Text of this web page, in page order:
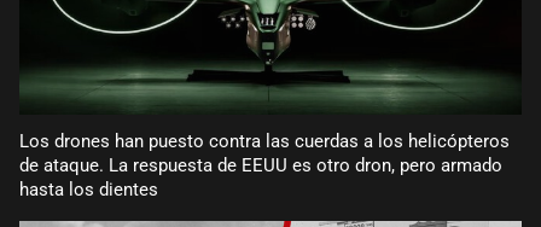
Los drones han puesto contra las cuerdas a los helicópteros
de ataque. La respuesta de EEUU es otro dron, pero armado
hasta los dientes